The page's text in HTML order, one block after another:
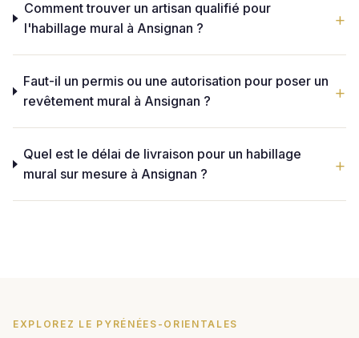
Comment trouver un artisan qualifié pour
l'habillage mural à Ansignan ?
Faut-il un permis ou une autorisation pour poser un
revêtement mural à Ansignan ?
Quel est le délai de livraison pour un habillage
mural sur mesure à Ansignan ?
EXPLOREZ LE PYRÉNÉES-ORIENTALES